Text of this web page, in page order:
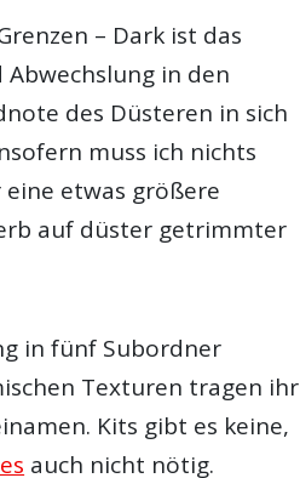
– Dark ist das
in den
des Düsteren in sich
muss ich nichts
etwas größere
auf düster getrimmter
in fünf Subordner
Texturen tragen ihr
Kits gibt es keine,
auch nicht nötig.